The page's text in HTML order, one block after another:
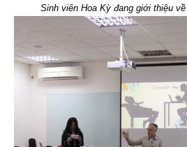
Sinh viên Hoa Kỳ đang giới thiệu